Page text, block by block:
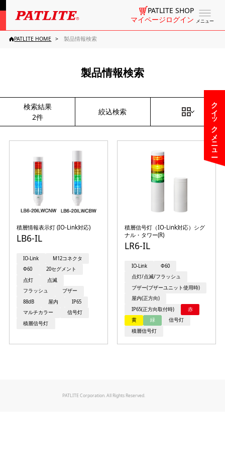
メニュー
PATLITE SHOP
マイページログイン
クイックメニュー
PATLITE HOME 製品情報検索
製品情報検索
検索結果
2件
絞込検索
積層情報表示灯 (IO-Link対応)
LB6-IL
IO-Link
M12コネクタ
Φ60
20セグメント
点灯
点滅
フラッシュ
ブザー
88dB
屋内
IP65
マルチカラー
信号灯
積層信号灯
積層信号灯（IO-Link対応）シグ
ナル・タワー(R)
LR6-IL
IO-Link
Φ60
点灯/点滅/フラッシュ
ブザー(ブザーユニット使用時)
屋内(正方向)
IP65(正方向取付時)
赤
黄
緑
信号灯
積層信号灯
PATLITE Corporation. All Rights Reserved.